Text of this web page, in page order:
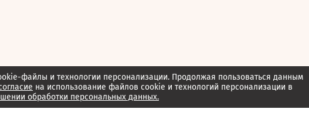
файлы и технологии персонализации. Продолжая пользоваться данным
на использование файлов cookie и технологий персонализации в
обработки персональных данных.